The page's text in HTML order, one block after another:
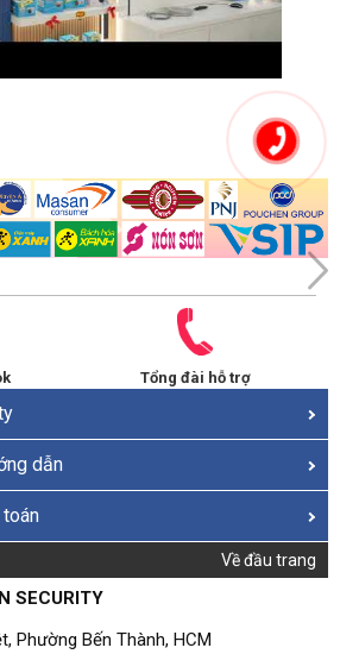
Tổng đài hỗ trợ
dẫn
Về đầu trang
SECURITY
Phường Bến Thành, HCM